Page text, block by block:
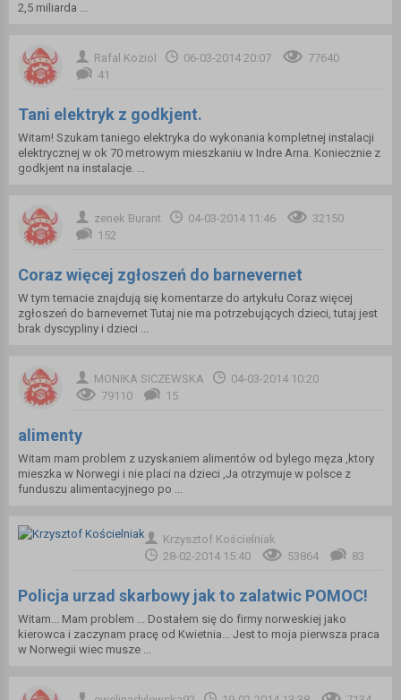
2,5 miliarda ...
Rafal Koziol 06-03-2014 20:07
77640
41
Tani elektryk z godkjent.
Witam! Szukam taniego elektryka do wykonania kompletnej instalacji
elektrycznej w ok 70 metrowym mieszkaniu w Indre Arna. Koniecznie z
godkjent na instalacje. ...
zenek Burant 04-03-2014 11:46
32150
152
Coraz więcej zgłoszeń do barnevernet
W tym temacie znajdują się komentarze do artykułu Coraz więcej
zgłoszeń do barnevernet Tutaj nie ma potrzebujących dzieci, tutaj jest
brak dyscypliny i dzieci ...
MONIKA SICZEWSKA
04-03-2014 10:20
79110
15
alimenty
Witam mam problem z uzyskaniem alimentów od bylego męza ,ktory
mieszka w Norwegi i nie placi na dzieci ,Ja otrzymuje w polsce z
funduszu alimentacyjnego po ...
Krzysztof Kościelniak
28-02-2014 15:40
53864 83
Policja urzad skarbowy jak to zalatwic POMOC!
Witam... Mam problem ... Dostałem się do firmy norweskiej jako
kierowca i zaczynam pracę od Kwietnia... Jest to moja pierwsza praca
w Norwegii wiec musze ...